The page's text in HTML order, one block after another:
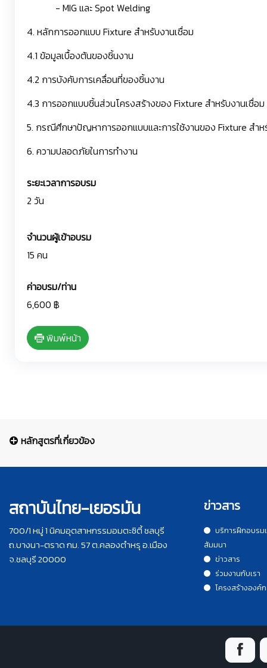
- MIG และ Spot Welding
4. หลักการออกแบบ Fixture สำหรับงานเชื่อม
4.1 ข้อมูลเบื้องต้นของชิ้นงาน
4.2 การบังคับการเคลื่อนที่ของชิ้นงาน
4.3 การออกแบบชิ้นส่วนโครงสร้างของ Fixture สำหรับงานเชื่อม
5. กรณีศึกษาปัญหาการออกแบบและการใช้งานของ Fixture สำห
6. ความปลอดภัยในการทำงาน
ระยะเวลาการอบรม
2 วัน
จำนวนผู้เข้าอบรม
15 คน
ค่าอบรม/ท่าน
6,600 ฿
พิมพ์หน้า
หลักสูตรที่เกี่ยวข้อง
สถาบันไทย-เยอรมัน
700/1 หมู่ 1 นิคมอุตสาหกรรมอมตะซิตี้ ชลบุรี
ถ.บางนา-ตราด กม. 57 ต.คลองตำหรุ อ.เมือง
จ.ชลบุรี 20000
ข่าวสาร
บริการฝึกอบรม
สัมมนา
ข่าวสาร
ร่วมงานกับเรา
โครงสร้างองค์